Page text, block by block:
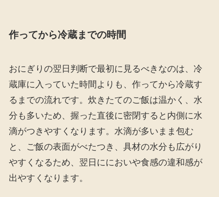
作ってから冷蔵までの時間
おにぎりの翌日判断で最初に見るべきなのは、冷
蔵庫に入っていた時間よりも、作ってから冷蔵す
るまでの流れです。炊きたてのご飯は温かく、水
分も多いため、握った直後に密閉すると内側に水
滴がつきやすくなります。水滴が多いまま包む
と、ご飯の表面がべたつき、具材の水分も広がり
やすくなるため、翌日ににおいや食感の違和感が
出やすくなります。